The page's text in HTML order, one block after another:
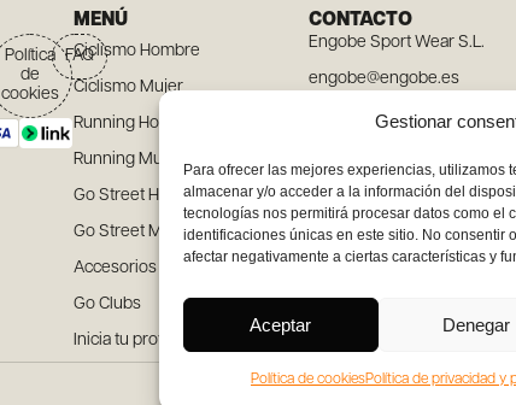
Gestionar
Para ofrecer las mejores experiencias, utilizamos
almacenar y/o acceder a la información del
tecnologías nos permitirá procesar datos como el
identificaciones únicas en este sitio. No consentir
afectar negativamente a ciertas características y
Aceptar Denegar
Política de cookiesPolítica de privacidad y
Política
de
cookies
FAQ
MENÚ
Ciclismo Hombre
Ciclismo Mujer
Running Hombre
Running Mujer
Go Street Hombre
Go Street Mujer
Accesorios
Go Clubs
Inicia tu proyecto
CONTACTO
Engobe Sport Wear S.L.
engobe@engobe.es
Tel. 96 110 78 03